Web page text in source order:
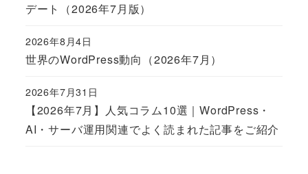
デート（2026年7月版）
世界のWordPress動向（2026年7月）
Published
2026年8月4日
【2026年7月】人気コラム10選｜WordPress・
AI・サーバ運用関連でよく読まれた記事をご紹介
Published
2026年7月31日